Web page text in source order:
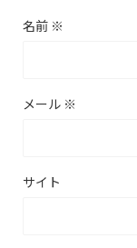
名前 ※
メール ※
サイト